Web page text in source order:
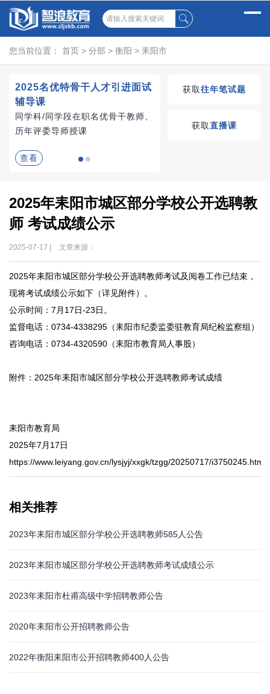
您当前位置： 首页 > 分部 > 衡阳 > 耒阳市
2025名优特骨干人才引进面试
辅导课
同学科/同学段在职名优骨干教师、
历年评委导师授课
查看
湖南教师招聘考试优
获取往年笔试题
获取直播课
2025年耒阳市城区部分学校公开选聘教
师 考试成绩公示
2025-07-17 | 文章来源：
2025年耒阳市城区部分学校公开选聘教师考试及阅卷工作已结束，
现将考试成绩公示如下（详见附件）。
公示时间：7月17日-23日。
监督电话：0734-4338295（耒阳市纪委监委驻教育局纪检监察组）
咨询电话：0734-4320590（耒阳市教育局人事股）
附件：2025年耒阳市城区部分学校公开选聘教师考试成绩
耒阳市教育局
2025年7月17日
https://www.leiyang.gov.cn/lysjyj/xxgk/tzgg/20250717/i3750245.html
相关推荐
2023年耒阳市城区部分学校公开选聘教师585人公告
2023年耒阳市城区部分学校公开选聘教师考试成绩公示
2023年耒阳市杜甫高级中学招聘教师公告
2020年耒阳市公开招聘教师公告
2022年衡阳耒阳市公开招聘教师400人公告